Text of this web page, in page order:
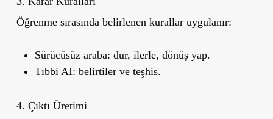
Öğrenme sırasında belirlenen kurallar uygulanır:
Sürücüsüz araba: dur, ilerle, dönüş yap.
Tıbbi AI: belirtiler ve teşhis.
4. Çıktı Üretimi